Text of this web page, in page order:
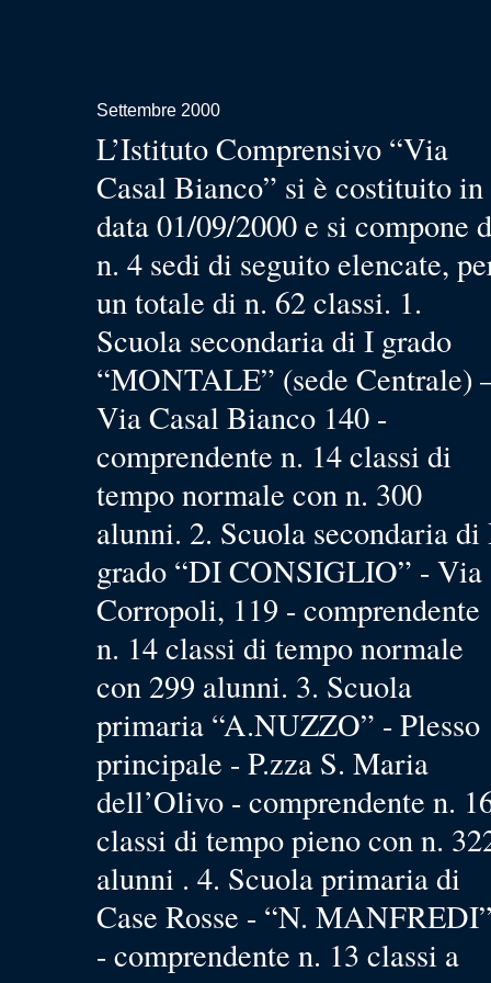
Settembre 2000
L’Istituto Comprensivo “Via
Casal Bianco” si è costituito in
data 01/09/2000 e si compone
n. 4 sedi di seguito elencate,
un totale di n. 62 classi. 1.
Scuola secondaria di I grado
“MONTALE” (sede Centrale)
Via Casal Bianco 140 -
comprendente n. 14 classi di
tempo normale con n. 300
alunni. 2. Scuola secondaria di
grado “DI CONSIGLIO” - Via
Corropoli, 119 - comprendente
n. 14 classi di tempo normale
con 299 alunni. 3. Scuola
primaria “A.NUZZO” - Plesso
principale - P.zza S. Maria
dell’Olivo - comprendente n.
classi di tempo pieno con n.
alunni . 4. Scuola primaria di
Case Rosse - “N. MANFREDI”
- comprendente n. 13 classi a